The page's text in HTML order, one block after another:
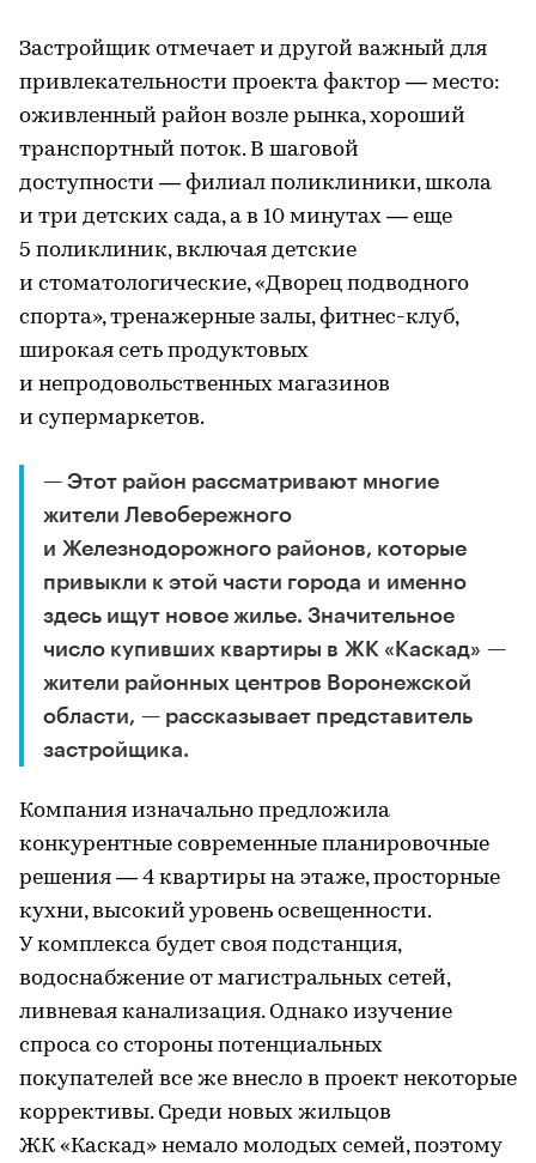
Застройщик отмечает и другой важный для
привлекательности проекта фактор — место:
оживленный район возле рынка, хороший
транспортный поток. В шаговой
доступности — филиал поликлиники, школа
и три детских сада, а в 10 минутах — еще
5 поликлиник, включая детские
и стоматологические, «Дворец подводного
спорта», тренажерные залы, фитнес-клуб,
широкая сеть продуктовых
и непродовольственных магазинов
и супермаркетов.
— Этот район рассматривают многие
жители Левобережного
и Железнодорожного районов, которые
привыкли к этой части города и именно
здесь ищут новое жилье. Значительное
число купивших квартиры в ЖК «Каскад» —
жители районных центров Воронежской
области, — рассказывает представитель
застройщика.
Компания изначально предложила
конкурентные современные планировочные
решения — 4 квартиры на этаже, просторные
кухни, высокий уровень освещенности.
У комплекса будет своя подстанция,
водоснабжение от магистральных сетей,
ливневая канализация. Однако изучение
спроса со стороны потенциальных
покупателей все же внесло в проект некоторые
коррективы. Среди новых жильцов
ЖК «Каскад» немало молодых семей, поэтому